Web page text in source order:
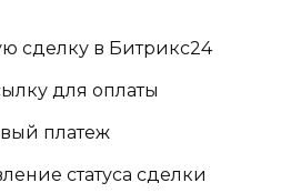
сделку в Битрикс24
для оплаты
платеж
статуса сделки